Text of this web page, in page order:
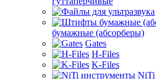
бумажные (абсорберы)
Gates
H-Files
K-Files
NiTi